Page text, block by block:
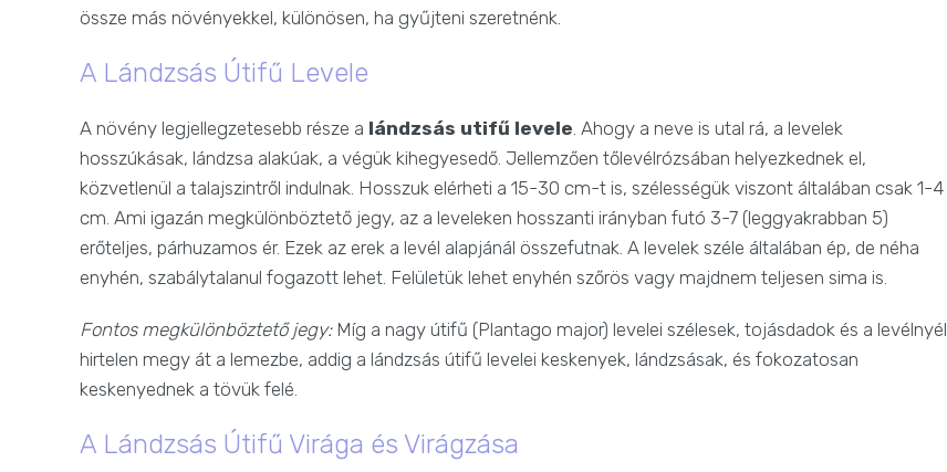
össze más növényekkel, különösen, ha gyűjteni szeretnénk.
A Lándzsás Útifű Levele
A növény legjellegzetesebb része a lándzsás utifű levele. Ahogy a neve is utal rá, a levelek
hosszúkásak, lándzsa alakúak, a végük kihegyesedő. Jellemzően tőlevélrózsában helyezkednek el,
közvetlenül a talajszintről indulnak. Hosszuk elérheti a 15-30 cm-t is, szélességük viszont általában csak 1-4
cm. Ami igazán megkülönböztető jegy, az a leveleken hosszanti irányban futó 3-7 (leggyakrabban 5)
erőteljes, párhuzamos ér. Ezek az erek a levél alapjánál összefutnak. A levelek széle általában ép, de néha
enyhén, szabálytalanul fogazott lehet. Felületük lehet enyhén szőrös vagy majdnem teljesen sima is.
Fontos megkülönböztető jegy:Míg a nagy útifű (Plantago major) levelei szélesek, tojásdadok és a levélnyél
hirtelen megy át a lemezbe, addig a lándzsás útifű levelei keskenyek, lándzsásak, és fokozatosan
keskenyednek a tövük felé.
A Lándzsás Útifű Virága és Virágzása